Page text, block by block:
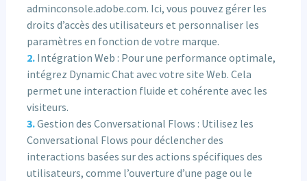
adminconsole.adobe.com. Ici, vous pouvez gérer les
droits d’accès des utilisateurs et personnaliser les
paramètres en fonction de votre marque.
Intégration Web : Pour une performance optimale,
intégrez Dynamic Chat avec votre site Web. Cela
permet une interaction fluide et cohérente avec les
visiteurs.
Gestion des Conversational Flows : Utilisez les
Conversational Flows pour déclencher des
interactions basées sur des actions spécifiques des
utilisateurs, comme l’ouverture d’une page ou le